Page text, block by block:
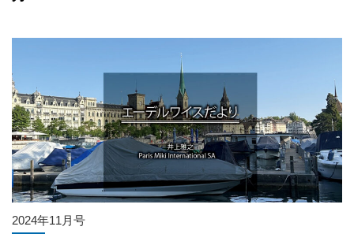
2024年11月号